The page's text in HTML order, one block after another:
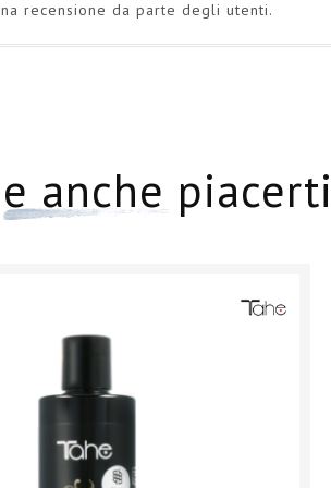
recensione da parte degli utenti.
anche piacerti